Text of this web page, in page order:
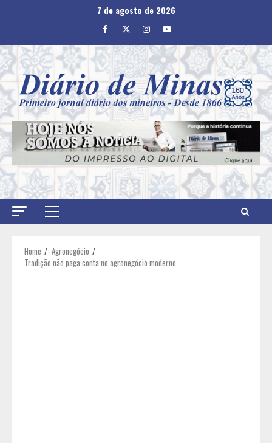
7 de agosto de 2026
Facebook
TwitterInstagram
Youtube
Primary
Home
Agronegócio
Tradição não paga conta no agronegócio moderno